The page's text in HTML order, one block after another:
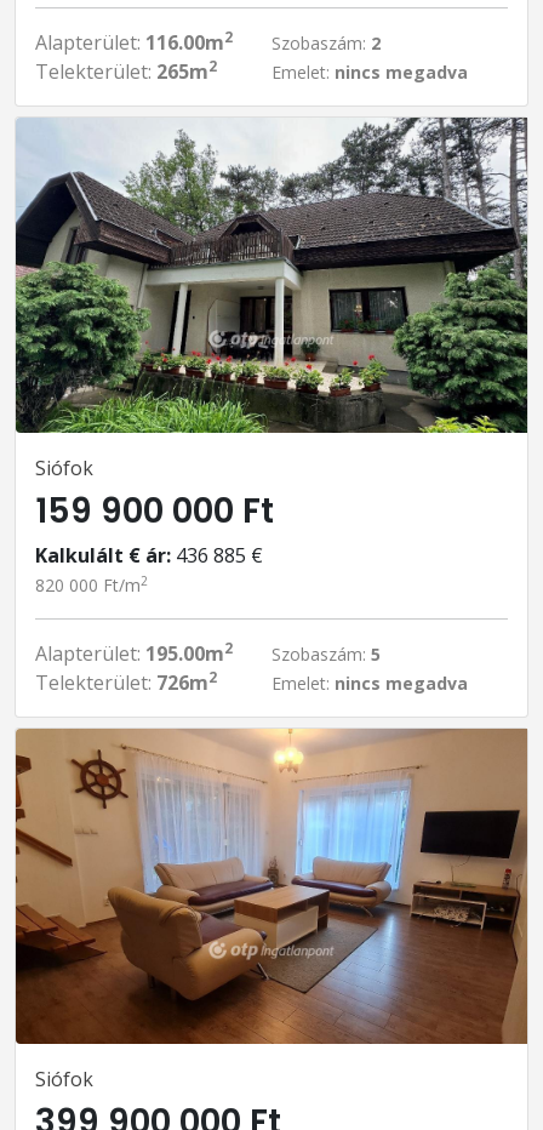
Alapterület: 116.00m2
Telekterület: 265m2
Szobaszám: 2
Emelet: nincs megadva
Siófok
159 900 000 Ft
Kalkulált € ár: 436 885 €
820 000 Ft/m2
Alapterület: 195.00m2
Telekterület: 726m2
Szobaszám: 5
Emelet: nincs megadva
Siófok